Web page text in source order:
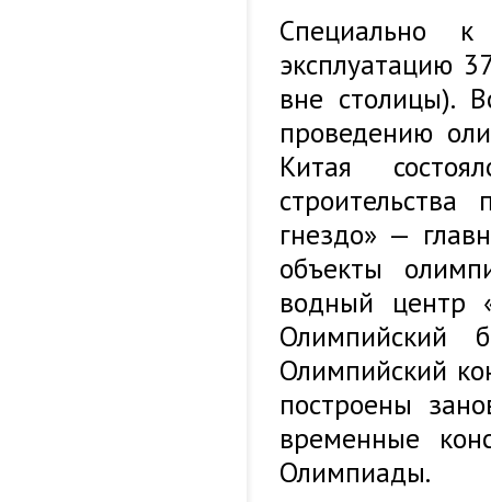
Специально
эксплуатацию
вне столицы).
проведению
Китая
строительства
гнездо» —
объекты
водный центр
Олимпийский
Олимпийский
построены
временные
Олимпиады.